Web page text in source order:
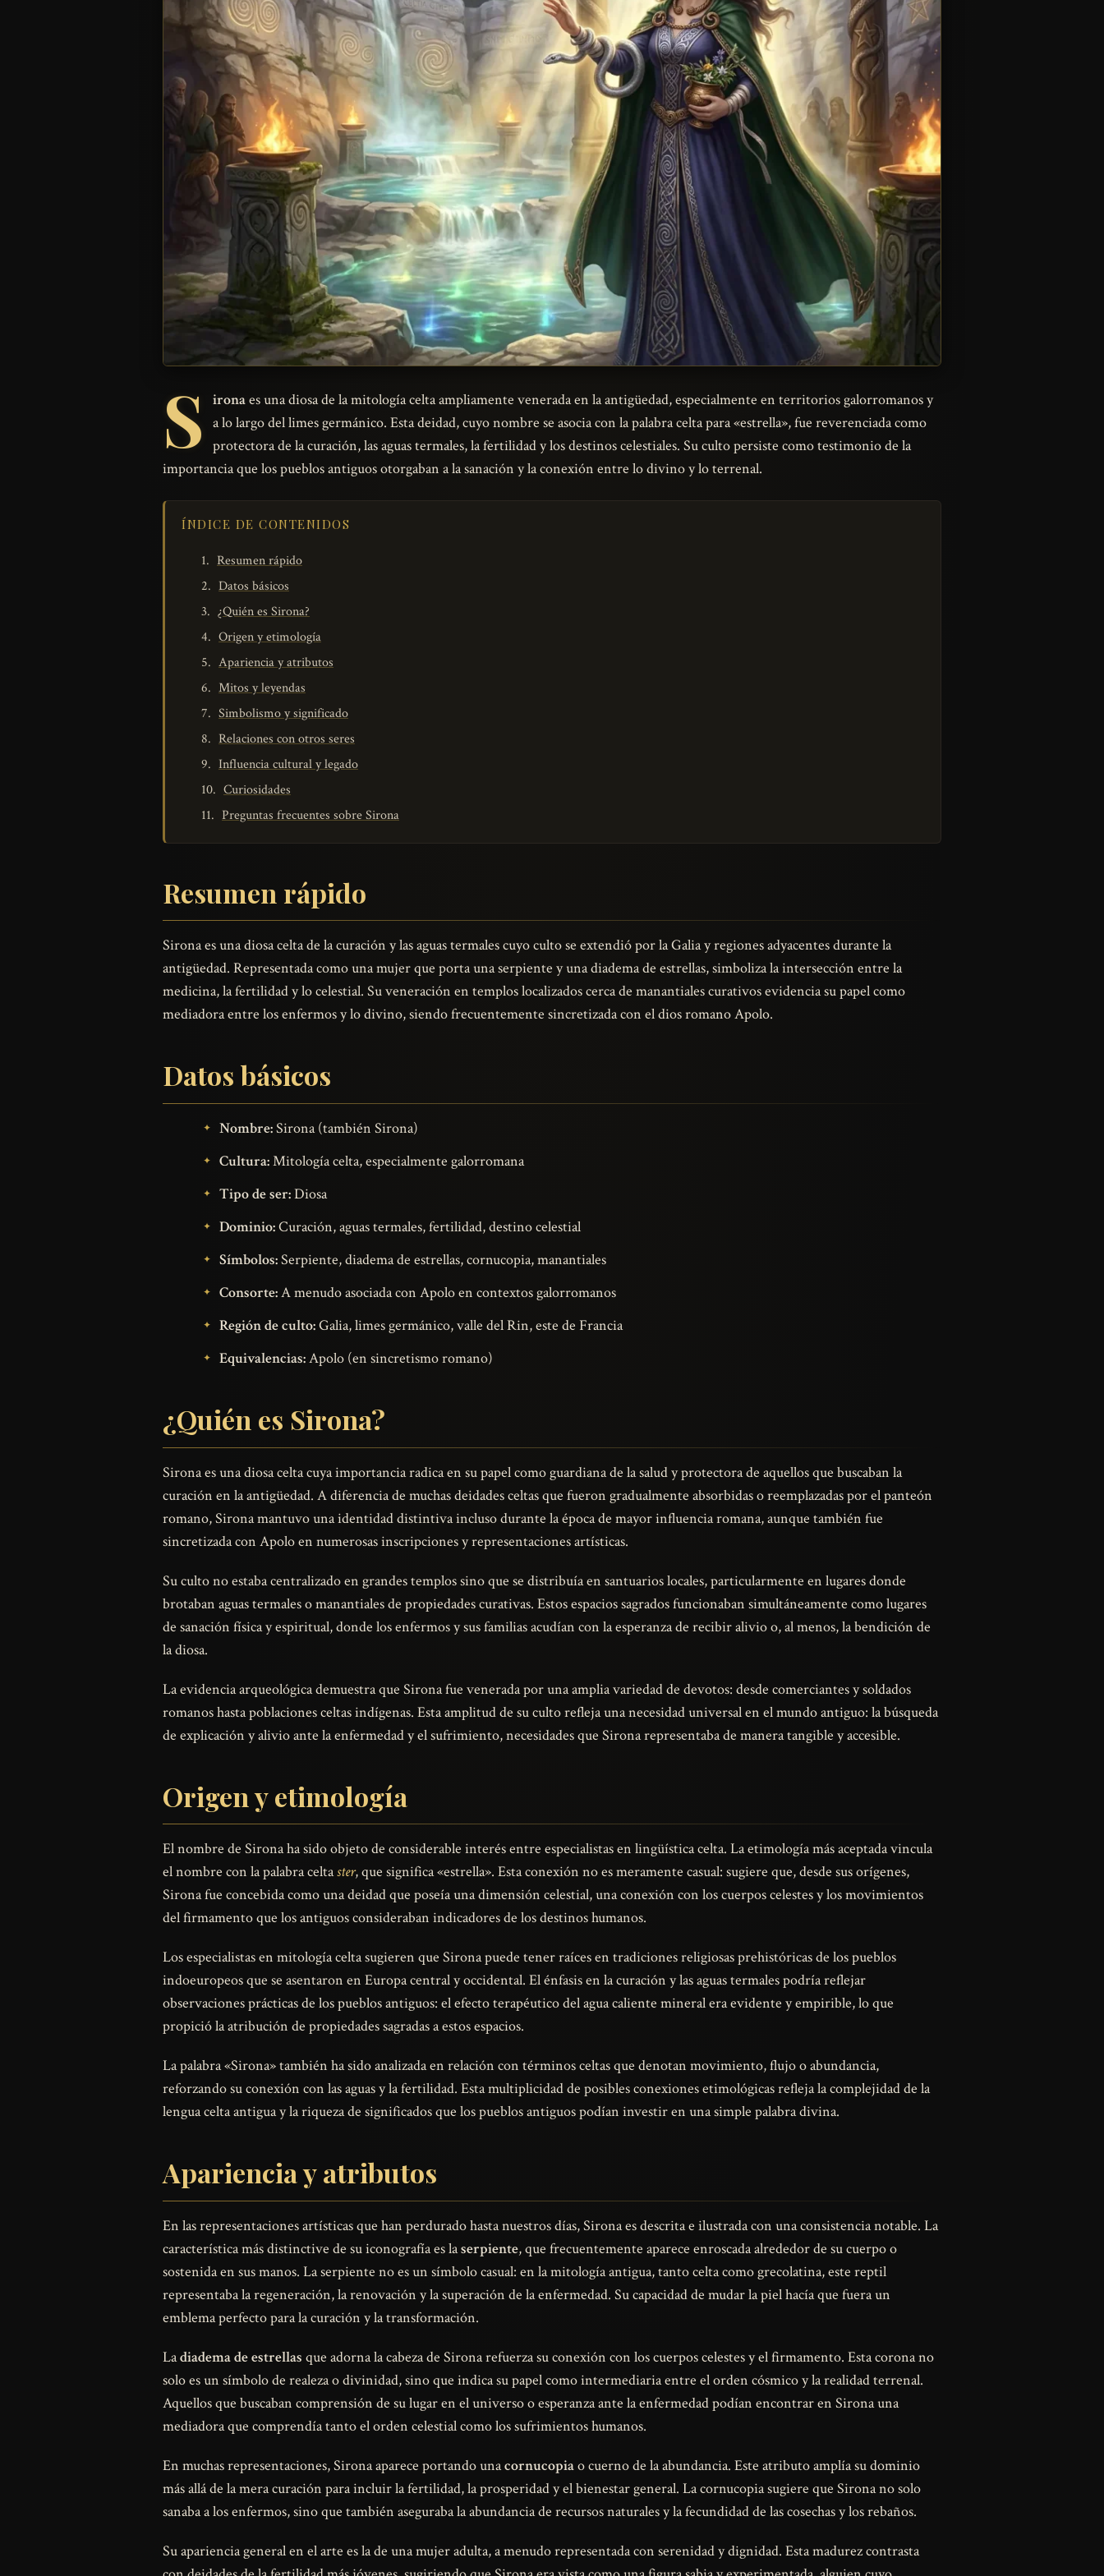
S ironaes una diosa de la mitología celta ampliamente venerada en la antigüedad, especialmente en territorios galorromanos y
a lo largo del limes germánico. Esta deidad, cuyo nombre se asocia con la palabra celta para «estrella», fue reverenciada como
protectora de la curación, las aguas termales, la fertilidad y los destinos celestiales. Su culto persiste como testimonio de la
importancia que los pueblos antiguos otorgaban a la sanación y la conexión entre lo divino y lo terrenal.
ÍNDICE DE CONTENIDOS
Resumen rápido
Datos básicos
¿Quién es Sirona?
Origen y etimología
Apariencia y atributos
Mitos y leyendas
Simbolismo y significado
Relaciones con otros seres
Influencia cultural y legado
Curiosidades
Preguntas frecuentes sobre Sirona
Resumen rápido
Sirona es una diosa celta de la curación y las aguas termales cuyo culto se extendió por la Galia y regiones adyacentes durante la
antigüedad. Representada como una mujer que porta una serpiente y una diadema de estrellas, simboliza la intersección entre la
medicina, la fertilidad y lo celestial. Su veneración en templos localizados cerca de manantiales curativos evidencia su papel como
mediadora entre los enfermos y lo divino, siendo frecuentemente sincretizada con el dios romano Apolo.
Datos básicos
Nombre:Sirona (también Sirona)
Cultura:Mitología celta, especialmente galorromana
Tipo de ser:Diosa
Dominio:Curación, aguas termales, fertilidad, destino celestial
Símbolos:Serpiente, diadema de estrellas, cornucopia, manantiales
Consorte:A menudo asociada con Apolo en contextos galorromanos
Región de culto:Galia, limes germánico, valle del Rin, este de Francia
Equivalencias:Apolo (en sincretismo romano)
¿Quién es Sirona?
Sirona es una diosa celta cuya importancia radica en su papel como guardiana de la salud y protectora de aquellos que buscaban la
curación en la antigüedad. A diferencia de muchas deidades celtas que fueron gradualmente absorbidas o reemplazadas por el panteón
romano, Sirona mantuvo una identidad distintiva incluso durante la época de mayor influencia romana, aunque también fue
sincretizada con Apolo en numerosas inscripciones y representaciones artísticas.
Su culto no estaba centralizado en grandes templos sino que se distribuía en santuarios locales, particularmente en lugares donde
brotaban aguas termales o manantiales de propiedades curativas. Estos espacios sagrados funcionaban simultáneamente como lugares
de sanación física y espiritual, donde los enfermos y sus familias acudían con la esperanza de recibir alivio o, al menos, la bendición de
la diosa.
La evidencia arqueológica demuestra que Sirona fue venerada por una amplia variedad de devotos: desde comerciantes y soldados
romanos hasta poblaciones celtas indígenas. Esta amplitud de su culto refleja una necesidad universal en el mundo antiguo: la búsqueda
de explicación y alivio ante la enfermedad y el sufrimiento, necesidades que Sirona representaba de manera tangible y accesible.
Origen y etimología
El nombre de Sirona ha sido objeto de considerable interés entre especialistas en lingüística celta. La etimología más aceptada vincula
el nombre con la palabra celtaster, que significa «estrella». Esta conexión no es meramente casual: sugiere que, desde sus orígenes,
Sirona fue concebida como una deidad que poseía una dimensión celestial, una conexión con los cuerpos celestes y los movimientos
del firmamento que los antiguos consideraban indicadores de los destinos humanos.
Los especialistas en mitología celta sugieren que Sirona puede tener raíces en tradiciones religiosas prehistóricas de los pueblos
indoeuropeos que se asentaron en Europa central y occidental. El énfasis en la curación y las aguas termales podría reflejar
observaciones prácticas de los pueblos antiguos: el efecto terapéutico del agua caliente mineral era evidente y empirible, lo que
propició la atribución de propiedades sagradas a estos espacios.
La palabra «Sirona» también ha sido analizada en relación con términos celtas que denotan movimiento, flujo o abundancia,
reforzando su conexión con las aguas y la fertilidad. Esta multiplicidad de posibles conexiones etimológicas refleja la complejidad de la
lengua celta antigua y la riqueza de significados que los pueblos antiguos podían investir en una simple palabra divina.
Apariencia y atributos
En las representaciones artísticas que han perdurado hasta nuestros días, Sirona es descrita e ilustrada con una consistencia notable. La
característica más distinctive de su iconografía es laserpiente, que frecuentemente aparece enroscada alrededor de su cuerpo o
sostenida en sus manos. La serpiente no es un símbolo casual: en la mitología antigua, tanto celta como grecolatina, este reptil
representaba la regeneración, la renovación y la superación de la enfermedad. Su capacidad de mudar la piel hacía que fuera un
emblema perfecto para la curación y la transformación.
Ladiadema de estrellas que adorna la cabeza de Sirona refuerza su conexión con los cuerpos celestes y el firmamento. Esta corona no
solo es un símbolo de realeza o divinidad, sino que indica su papel como intermediaria entre el orden cósmico y la realidad terrenal.
Aquellos que buscaban comprensión de su lugar en el universo o esperanza ante la enfermedad podían encontrar en Sirona una
mediadora que comprendía tanto el orden celestial como los sufrimientos humanos.
En muchas representaciones, Sirona aparece portando unacornucopiao cuerno de la abundancia. Este atributo amplía su dominio
más allá de la mera curación para incluir la fertilidad, la prosperidad y el bienestar general. La cornucopia sugiere que Sirona no solo
sanaba a los enfermos, sino que también aseguraba la abundancia de recursos naturales y la fecundidad de las cosechas y los rebaños.
Su apariencia general en el arte es la de una mujer adulta, a menudo representada con serenidad y dignidad. Esta madurez contrasta